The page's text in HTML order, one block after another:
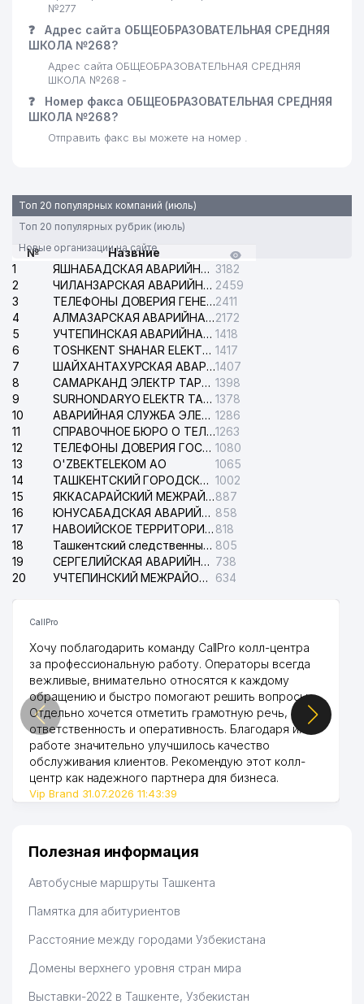
№277
❓
Адрес сайта ОБЩЕОБРАЗОВАТЕЛЬНАЯ СРЕДНЯЯ
ШКОЛА №268?
Адрес сайта ОБЩЕОБРАЗОВАТЕЛЬНАЯ СРЕДНЯЯ
ШКОЛА №268 -
❓
Номер факса ОБЩЕОБРАЗОВАТЕЛЬНАЯ СРЕДНЯЯ
ШКОЛА №268?
Отправить факс вы можете на номер .
Топ 20 популярных компаний (июль)
Топ 20 популярных рубрик (июль)
Новые организации на сайте
№
Назвние
1
ЯШНАБАДСКАЯ АВАРИЙНАЯ СЛУЖБА ЭЛЕКТРОСЕТИ 3182
2
ЧИЛАНЗАРСКАЯ АВАРИЙНАЯ СЛУЖБА ЭЛЕКТРОСЕТИ 2459
3
ТЕЛЕФОНЫ ДОВЕРИЯ ГЕНЕРАЛЬНОЙ ПРОКУРАТУРЫ РЕСПУБЛИКИ УЗБЕКИСТАН2411
4
АЛМАЗАРСКАЯ АВАРИЙНАЯ СЛУЖБА ЭЛЕКТРОСЕТИ2172
5
УЧТЕПИНСКАЯ АВАРИЙНАЯ СЛУЖБА ЭЛЕКТРОСЕТИ 1418
6
TOSHKENT SHAHAR ELEKTR TARMOQLARI KORXONASI АО 1417
7
ШАЙХАНТАХУРСКАЯ АВАРИЙНАЯ СЛУЖБА ЭЛЕКТРОСЕТИ1407
8
САМАРКАНД ЭЛЕКТР ТАРМОКЛАРИ АО 1398
9
SURHONDARYO ELEKTR TARMOKLARI АО 1378
10
АВАРИЙНАЯ СЛУЖБА ЭЛЕКТРОСЕТИ ТАШКЕНТСКОГО РАЙОНА 1286
11
СПРАВОЧНОЕ БЮРО О ТЕЛЕФОНАХ ОРГАНИЗАЦИЙ г. ТАШКЕНТА1263
12
ТЕЛЕФОНЫ ДОВЕРИЯ ГОСУДАРСТВЕННОГО ЦЕНТРА ТЕСТИРОВАНИЯ 1080
13
O'ZBEKTELEKOM АО
1065
14
ТАШКЕНТСКИЙ ГОРОДСКОЙ СУД ПО ГРАЖДАНСКИМ ДЕЛАМ 1002
15
ЯККАСАРАЙСКИЙ МЕЖРАЙОННЫЙ СУД ПО ГРАЖДАНСКИМ ДЕЛАМ887
16
ЮНУСАБАДСКАЯ АВАРИЙНАЯ СЛУЖБА ЭЛЕКТРОСЕТИ 858
17
НАВОИЙСКОЕ ТЕРРИТОРИАЛЬНОЕ ПРЕДПРИЯТИЕ ЭЛЕКТРОСЕТИ АО 818
18
Ташкентский следственный изолятор 805
19
СЕРГЕЛИЙСКАЯ АВАРИЙНАЯ СЛУЖБА ЭЛЕКТРОСЕТИ 738
20
УЧТЕПИНСКИЙ МЕЖРАЙОННЫЙ СУД ПО ГРАЖДАНСКИМ ДЕЛАМ 634
CallPro
Хочу поблагодарить команду CallPro колл-центра
за профессиональную работу. Операторы всегда
вежливые, внимательно относятся к каждому
обращению и быстро помогают решить вопросы.
Отдельно хочется отметить грамотную речь,
ответственность и оперативность. Благодаря их
работе значительно улучшилось качество
обслуживания клиентов. Рекомендую этот колл-
центр как надежного партнера для бизнеса.
Vip Brand 31.07.2026 11:43:39
Полезная информация
Автобусные маршруты Ташкента
Памятка для абитуриентов
Расстояние между городами Узбекистана
Домены верхнего уровня стран мира
Выставки-2022 в Ташкенте, Узбекистан